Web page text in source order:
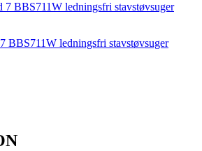
BBS711W ledningsfri stavstøvsuger